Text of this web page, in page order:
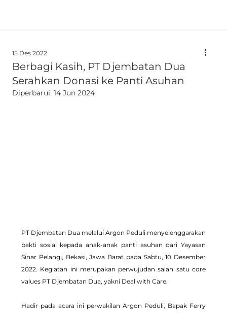
Berbagi Kasih, PT Djembatan Dua
Serahkan Donasi ke Panti Asuhan
15 Des 2022
Diperbarui: 14 Jun 2024
PT Djembatan Dua melalui Argon Peduli menyelenggarakan
bakti sosial kepada anak-anak panti asuhan dari Yayasan
Sinar Pelangi, Bekasi, Jawa Barat pada Sabtu, 10 Desember
2022. Kegiatan ini merupakan perwujudan salah satu core
values PT Djembatan Dua, yakni Deal with Care.
Hadir pada acara ini perwakilan Argon Peduli, Bapak Ferry